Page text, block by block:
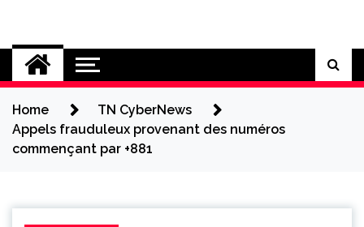
content
Cybersecurity News
Home
TN CyberNews
Appels frauduleux provenant des numéros
commençant par +881